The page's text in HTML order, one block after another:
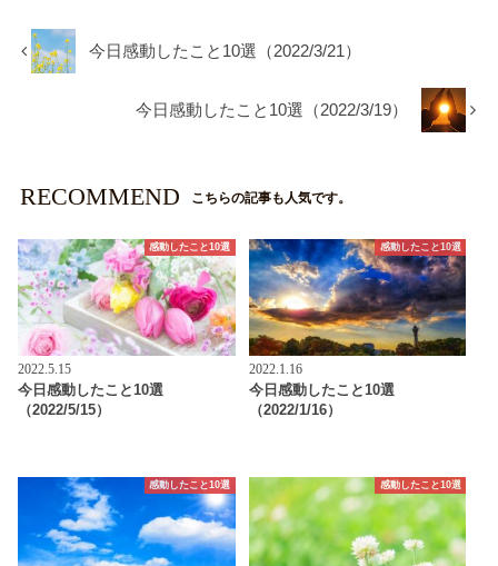
今日感動したこと10選（2022/3/21）
今日感動したこと10選（2022/3/19）
RECOMMEND こちらの記事も人気です。
感動したこと10選
2022.5.15
今日感動したこと10選
（2022/5/15）
感動したこと10選
2022.1.16
今日感動したこと10選
（2022/1/16）
感動したこと10選 感動したこと10選